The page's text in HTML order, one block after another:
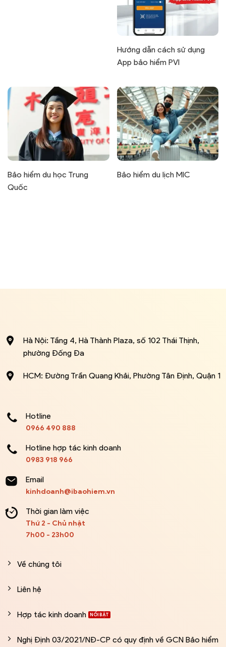
Hướng dẫn cách sử dụng
App bảo hiểm PVI
Bảo hiểm du học Trung
Quốc
Bảo hiểm du lịch MIC
Hà Nội: Tầng 4, Hà Thành Plaza, số 102 Thái Thịnh,
phường Đống Đa
HCM: Đường Trần Quang Khải, Phường Tân Định, Quận 1
Hotline
0966 490 888
Hotline hợp tác kinh doanh
0983 918 966
Email
kinhdoanh@ibaohiem.vn
Thời gian làm việc
Thứ 2 - Chủ nhật
7h00 - 23h00
Về chúng tôi
Liên hệ
Hợp tác kinh doanh
Nghị Định 03/2021/NĐ-CP có quy định về GCN Bảo hiểm